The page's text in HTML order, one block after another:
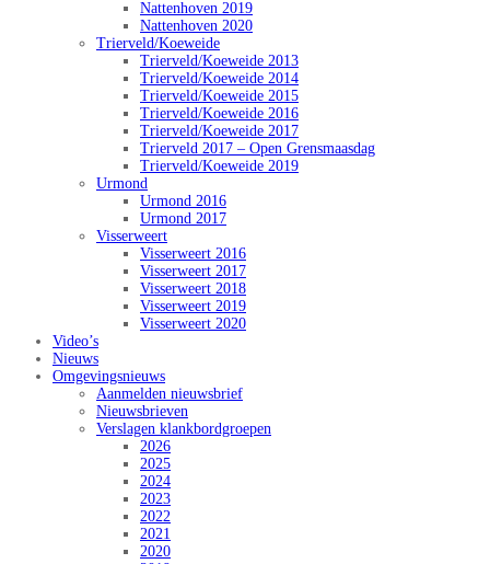
Nattenhoven 2019
Nattenhoven 2020
Trierveld/Koeweide
Trierveld/Koeweide 2013
Trierveld/Koeweide 2014
Trierveld/Koeweide 2015
Trierveld/Koeweide 2016
Trierveld/Koeweide 2017
Trierveld 2017 – Open Grensmaasdag
Trierveld/Koeweide 2019
Urmond
Urmond 2016
Urmond 2017
Visserweert
Visserweert 2016
Visserweert 2017
Visserweert 2018
Visserweert 2019
Visserweert 2020
Video’s
Nieuws
Omgevingsnieuws
Aanmelden nieuwsbrief
Nieuwsbrieven
Verslagen klankbordgroepen
2026
2025
2024
2023
2022
2021
2020